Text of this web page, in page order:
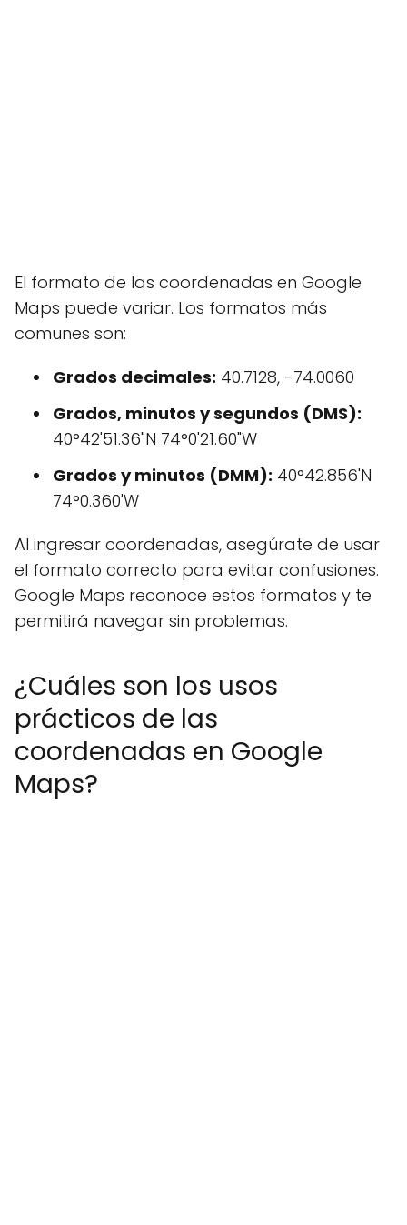
El formato de las coordenadas en Google
Maps puede variar. Los formatos más
comunes son:
Grados decimales: 40.7128, -74.0060
Grados, minutos y segundos (DMS):
40°42'51.36"N 74°0'21.60"W
Grados y minutos (DMM): 40°42.856'N
74°0.360'W
Al ingresar coordenadas, asegúrate de usar
el formato correcto para evitar confusiones.
Google Maps reconoce estos formatos y te
permitirá navegar sin problemas.
¿Cuáles son los usos
prácticos de las
coordenadas en Google
Maps?